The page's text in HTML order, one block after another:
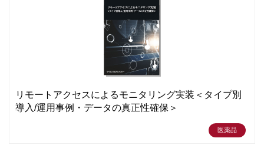
リモートアクセスによるモニタリング実装＜タイプ別
導入/運用事例・データの真正性確保＞
医薬品